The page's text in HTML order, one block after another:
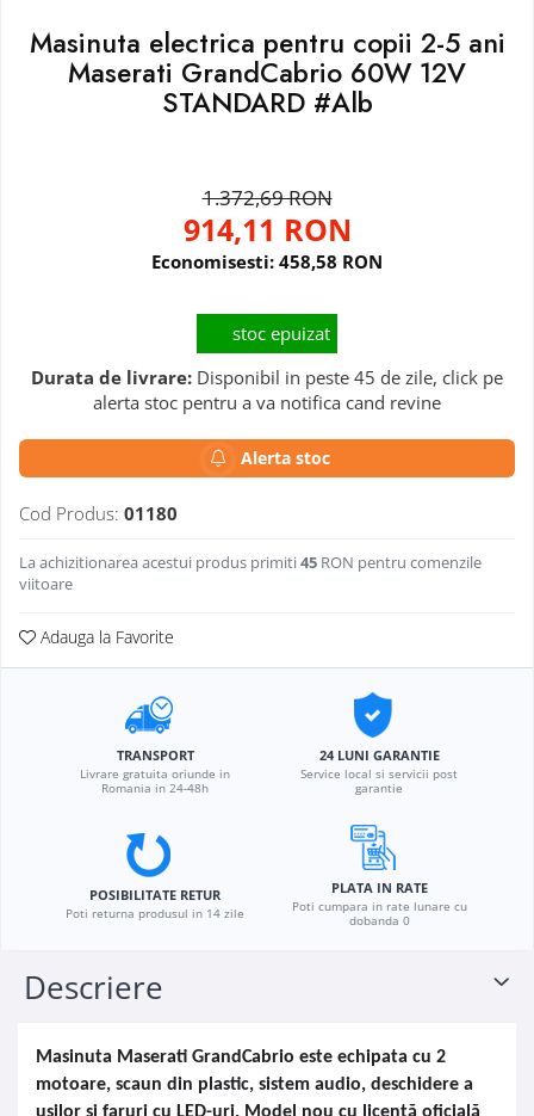
Masinuta electrica pentru copii 2-5 ani
Maserati GrandCabrio 60W 12V
STANDARD #Alb
1.372,69 RON
914,11 RON
Economisesti: 458,58 RON
stoc epuizat
Durata de livrare: Disponibil in peste 45 de zile, click pe
alerta stoc pentru a va notifica cand revine
Alerta stoc
Cod Produs: 01180
La achizitionarea acestui produs primiti45 RON pentru comenzile
viitoare
Adauga la Favorite
TRANSPORT
Livrare gratuita oriunde in
Romania in 24-48h
24 LUNI GARANTIE
Service local si servicii post
garantie
POSIBILITATE RETUR
Poti returna produsul in 14 zile
PLATA IN RATE
Poti cumpara in rate lunare cu
dobanda 0
Descriere
Masinuta Maserati GrandCabrio este echipata cu 2
motoare, scaun din plastic, sistem audio, deschidere a